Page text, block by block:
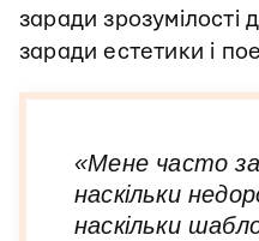
заради зрозумілості
заради естетики і
«Мене часто
наскільки
наскільки